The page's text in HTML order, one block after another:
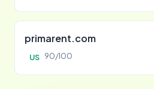
primarent.com
US 90/100